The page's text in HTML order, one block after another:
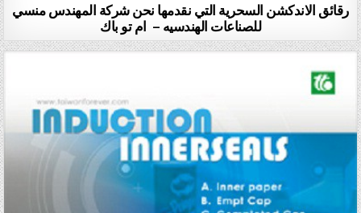
رقائق الاندكشن السحرية التي نقدمها نحن شركة المهندس منسي
للصناعات الهندسيه – ام تو باك